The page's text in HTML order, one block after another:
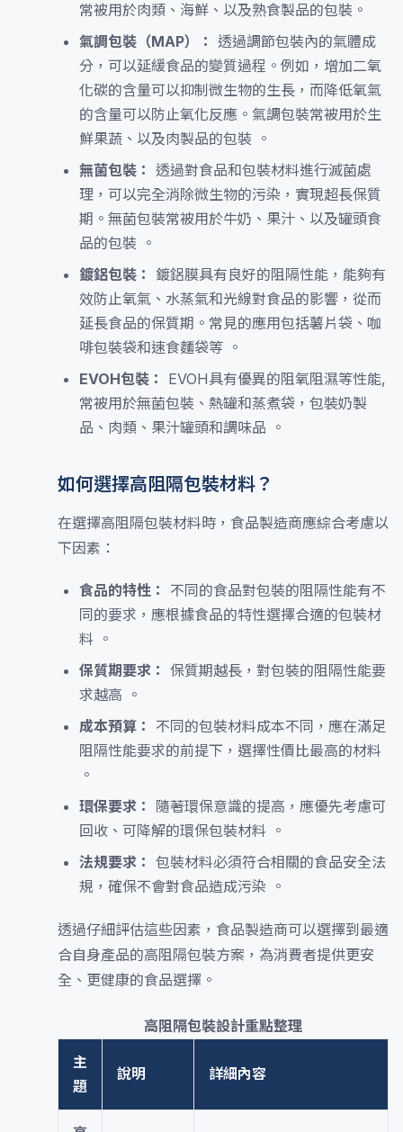
常被用於肉類、海鮮、以及熟食製品的包裝。
氣調包裝（MAP）： 透過調節包裝內的氣體成
分，可以延緩食品的變質過程。例如，增加二氧
化碳的含量可以抑制微生物的生長，而降低氧氣
的含量可以防止氧化反應。氣調包裝常被用於生
鮮果蔬、以及肉製品的包裝 。
無菌包裝： 透過對食品和包裝材料進行滅菌處
理，可以完全消除微生物的污染，實現超長保質
期。無菌包裝常被用於牛奶、果汁、以及罐頭食
品的包裝 。
鍍鋁包裝：
鍍鋁膜具有良好的阻隔性能，能夠有
效防止氧氣、水蒸氣和光線對食品的影響，從而
延長食品的保質期。常見的應用包括薯片袋、咖
啡包裝袋和速食麵袋等 。
EVOH包裝：
EVOH具有優異的阻氧阻濕等性能,
常被用於無菌包裝、熱罐和蒸煮袋，包裝奶製
品、肉類、果汁罐頭和調味品 。
如何選擇高阻隔包裝材料？
在選擇高阻隔包裝材料時，食品製造商應綜合考慮以
下因素：
食品的特性：
不同的食品對包裝的阻隔性能有不
同的要求，應根據食品的特性選擇合適的包裝材
料 。
保質期要求： 保質期越長，對包裝的阻隔性能要
求越高 。
成本預算：
不同的包裝材料成本不同，應在滿足
阻隔性能要求的前提下，選擇性價比最高的材料
。
環保要求：
隨著環保意識的提高，應優先考慮可
回收、可降解的環保包裝材料 。
法規要求： 包裝材料必須符合相關的食品安全法
規，確保不會對食品造成污染 。
透過仔細評估這些因素，食品製造商可以選擇到最適
合自身產品的高阻隔包裝方案，為消費者提供更安
全、更健康的食品選擇。
高阻隔包裝設計重點整理
主
題
說明 詳細內容